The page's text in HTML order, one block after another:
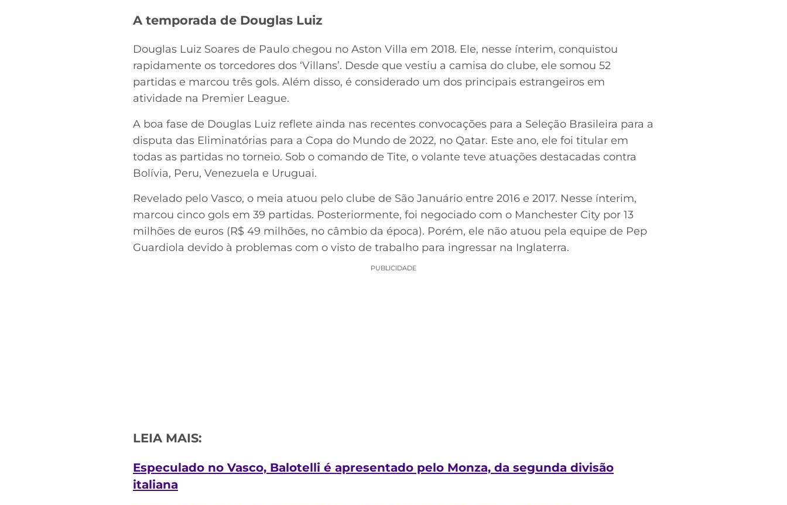
A temporada de Douglas Luiz
Douglas Luiz Soares de Paulo chegou no Aston Villa em 2018. Ele, nesse ínterim, conquistou
rapidamente os torcedores dos ‘Villans’. Desde que vestiu a camisa do clube, ele somou 52
partidas e marcou três gols. Além disso, é considerado um dos principais estrangeiros em
atividade na Premier League.
A boa fase de Douglas Luiz reflete ainda nas recentes convocações para a Seleção Brasileira para a
disputa das Eliminatórias para a Copa do Mundo de 2022, no Qatar. Este ano, ele foi titular em
todas as partidas no torneio. Sob o comando de Tite, o volante teve atuações destacadas contra
Bolívia, Peru, Venezuela e Uruguai.
Revelado pelo Vasco, o meia atuou pelo clube de São Januário entre 2016 e 2017. Nesse ínterim,
marcou cinco gols em 39 partidas. Posteriormente, foi negociado com o Manchester City por 13
milhões de euros (R$ 49 milhões, no câmbio da época). Porém, ele não atuou pela equipe de Pep
Guardiola devido à problemas com o visto de trabalho para ingressar na Inglaterra.
PUBLICIDADE
LEIA MAIS:
Especulado no Vasco, Balotelli é apresentado pelo Monza, da segunda divisão
italiana